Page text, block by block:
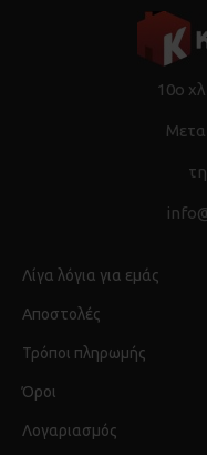
10ο
Λίγα λόγια για εμάς
Αποστολές
Τρόποι πληρωμής
Όροι
Λογαριασμός